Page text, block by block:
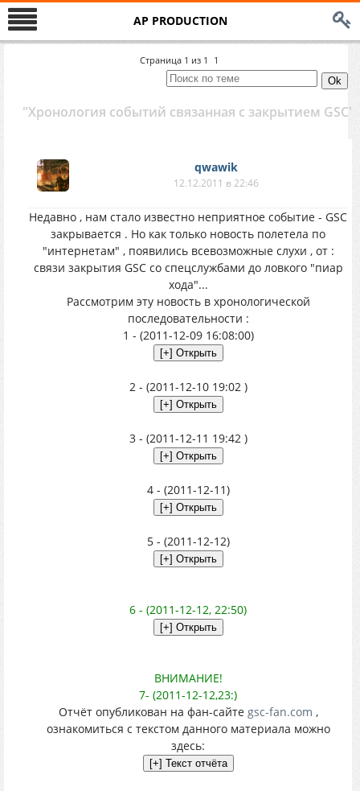
AP PRODUCTION
Страница 1 из 1 1
"Хронология событий связанная с закрытием GSC"
qwawik
12.12.2011 в 22:46
Недавно , нам стало известно неприятное событие - GSC
закрывается . Но как только новость полетела по
"интернетам" , появились всевозможные слухи , от :
связи закрытия GSC со спецслужбами до ловкого "пиар
хода"...
Рассмотрим эту новость в хронологической
последовательности :
1 - (2011-12-09 16:08:00)
2 - (2011-12-10 19:02 )
3 - (2011-12-11 19:42 )
4 - (2011-12-11)
5 - (2011-12-12)
6 - (2011-12-12, 22:50)
ВНИМАНИЕ!
7- (2011-12-12,23:)
Отчёт опубликован на фан-сайте gsc-fan.com ,
ознакомиться с текстом данного материала можно
здесь: